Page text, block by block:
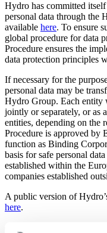
Hydro has committed
personal data through the
available here. To ensure
global procedure for data
Procedure ensures the
data protection principles
If necessary for the
personal data may be
Hydro Group. Each entity
jointly or separately, or as
entities, depending on the
Procedure is approved by
function as Binding
basis for safe personal
established within the
companies established
A public version of
here.